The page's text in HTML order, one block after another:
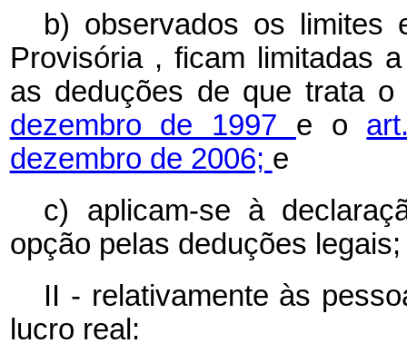
b) observados os
Provisória , ficam limitadas
as deduções de que trata o
dezembro de 1997 e o
dezembro de 2006; e
c) aplicam-se à
opção pelas deduções legais;
II - relativamente às
lucro real: